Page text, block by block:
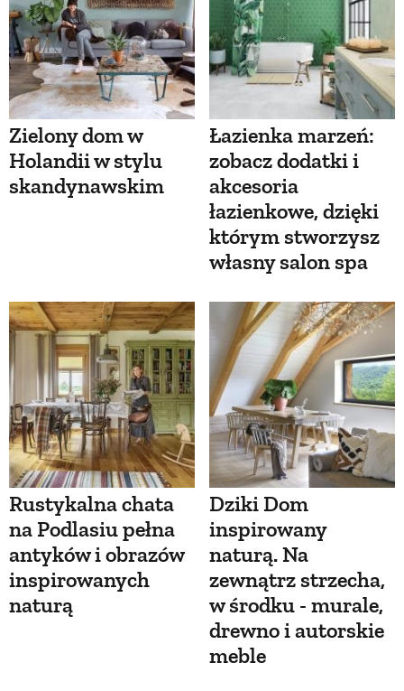
Zielony dom w
Holandii w stylu
skandynawskim
Łazienka marzeń:
zobacz dodatki i
akcesoria
łazienkowe, dzięki
którym stworzysz
własny salon spa
Rustykalna chata
na Podlasiu pełna
antyków i obrazów
inspirowanych
naturą
Dziki Dom
inspirowany
naturą. Na
zewnątrz strzecha,
w środku - murale,
drewno i autorskie
meble